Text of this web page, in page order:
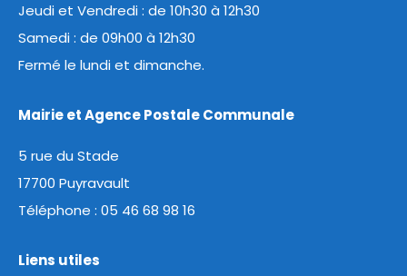
Jeudi et Vendredi : de 10h30 à 12h30
Samedi : de 09h00 à 12h30
Fermé le lundi et dimanche.
Mairie et Agence Postale Communale
5 rue du Stade
17700 Puyravault
Téléphone : 05 46 68 98 16
Liens utiles